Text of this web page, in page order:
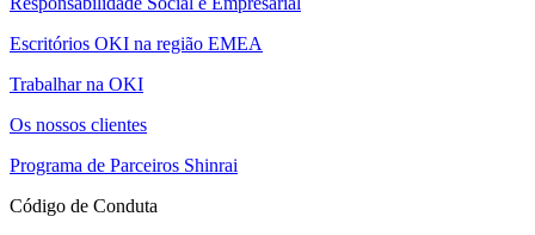
Escritórios OKI na região EMEA
Trabalhar na OKI
Os nossos clientes
Programa de Parceiros Shinrai
Código de Conduta